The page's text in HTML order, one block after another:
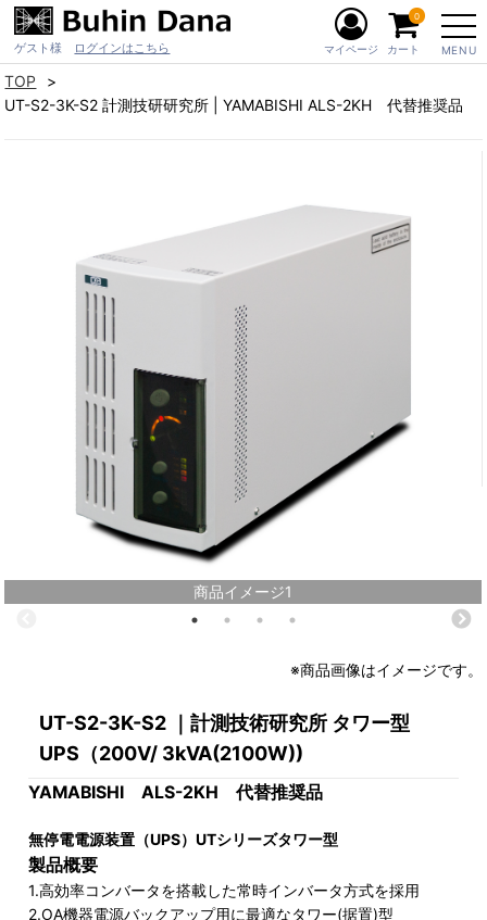
ゲスト様 ログインはこちら MENU
マイページ カート
0
TOP
UT-S2-3K-S2 計測技研研究所 | YAMABISHI ALS-2KH 代替推奨品
商品イメージ1
※商品画像はイメージです。
UT-S2-3K-S2 ｜計測技術研究所 タワー型
UPS（200V/ 3kVA(2100W))
YAMABISHI ALS-2KH 代替推奨品
無停電電源装置（UPS）UTシリーズタワー型
製品概要
1.高効率コンバータを搭載した常時インバータ方式を採用
2.OA機器電源バックアップ用に最適なタワー(据置)型